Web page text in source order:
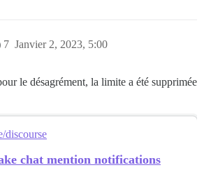
Janvier 2, 2023, 5:00
7
le désagrément, la limite a été supprimée
discourse
chat mention notifications